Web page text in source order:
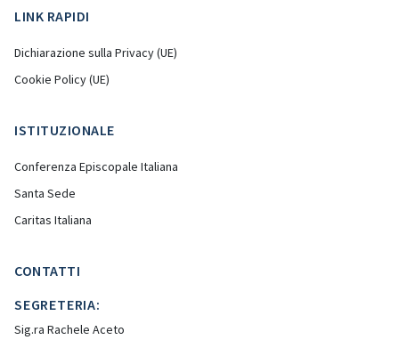
LINK RAPIDI
Dichiarazione sulla Privacy (UE)
Cookie Policy (UE)
ISTITUZIONALE
Conferenza Episcopale Italiana
Santa Sede
Caritas Italiana
CONTATTI
SEGRETERIA:
Sig.ra Rachele Aceto